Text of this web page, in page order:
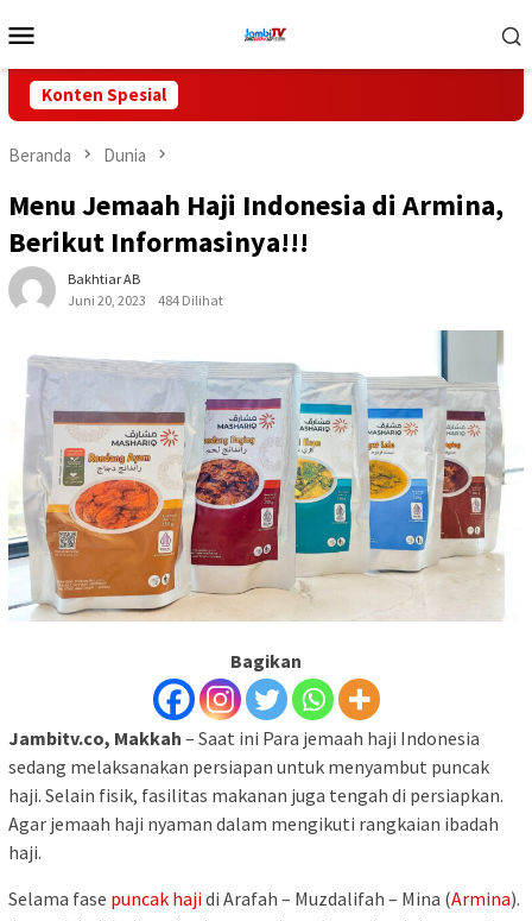
ke
Mobile
Konten Spesial
Beranda Dunia
Menu Jemaah Haji Indonesia di Armina,
Berikut Informasinya!!!
Bakhtiar AB
Juni 20, 2023
484 Dilihat
Bagikan
Jambitv.co, Makkah – Saat ini Para jemaah haji Indonesia
sedang melaksanakan persiapan untuk menyambut puncak
haji. Selain fisik, fasilitas makanan juga tengah di persiapkan.
Agar jemaah haji nyaman dalam mengikuti rangkaian ibadah
haji.
Selama fase puncak hajidi Arafah – Muzdalifah – Mina (Armina).